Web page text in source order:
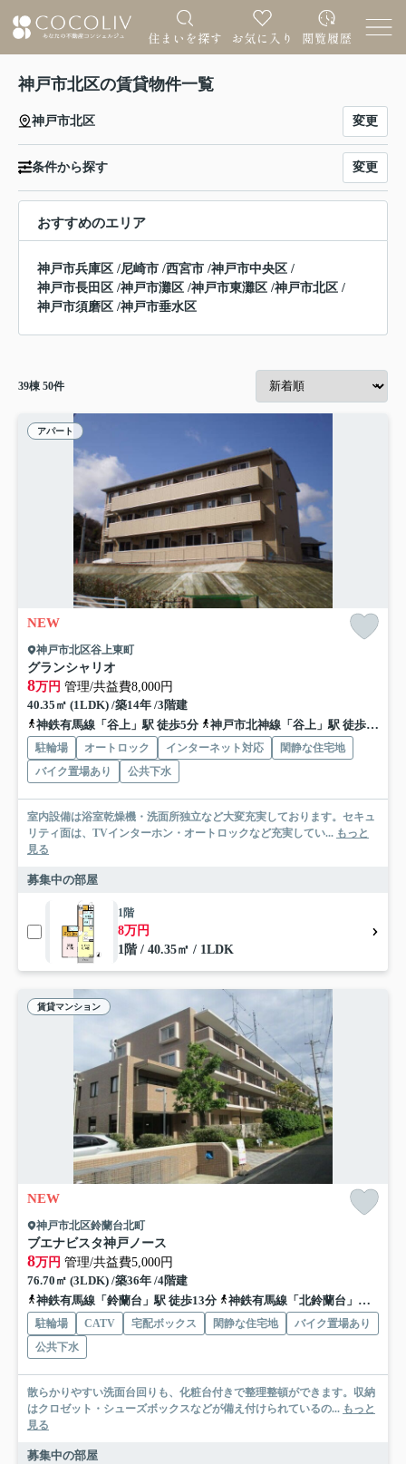
神戸市北区の賃貸物件一覧
神戸市北区 変更
条件から探す 変更
おすすめのエリア
神戸市兵庫区 /尼崎市 /西宮市 /神戸市中央区 /
神戸市長田区 /神戸市灘区 /神戸市東灘区 /神戸市北区 /
神戸市須磨区 /神戸市垂水区
39棟 50件
アパート
NEW
神戸市北区谷上東町
グランシャリオ
8万円 管理/共益費8,000円
40.35㎡ (1LDK) /築14年 /3階建
神鉄有馬線「谷上」駅 徒歩5分
神戸市北神線「谷上」駅 徒歩5分
駐輪場 オートロック インターネット対応
閑静な住宅地
バイク置場あり
公共下水
室内設備は浴室乾燥機・洗面所独立など大変充実しております。セキュ
リティ面は、TVインターホン・オートロックなど充実してい... もっと
見る
募集中の部屋
1階
8万円
1階 / 40.35㎡ / 1LDK
賃貸マンション
NEW
神戸市北区鈴蘭台北町
ブエナビスタ神戸ノース
8万円 管理/共益費5,000円
76.70㎡ (3LDK) /築36年 /4階建
神鉄有馬線「鈴蘭台」駅 徒歩13分
神鉄有馬線「北鈴蘭台」駅 徒歩20分
駐輪場 CATV 宅配ボックス 閑静な住宅地
バイク置場あり
公共下水
散らかりやすい洗面台回りも、化粧台付きで整理整頓ができます。収納
はクロゼット・シューズボックスなどが備え付けられているの... もっと
見る
募集中の部屋